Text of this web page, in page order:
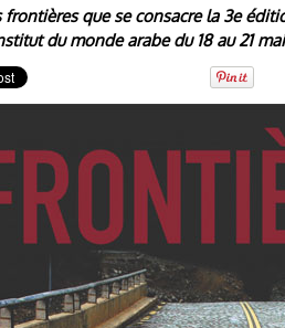
frontières que se consacre la 3e
du monde arabe du 18 au 21